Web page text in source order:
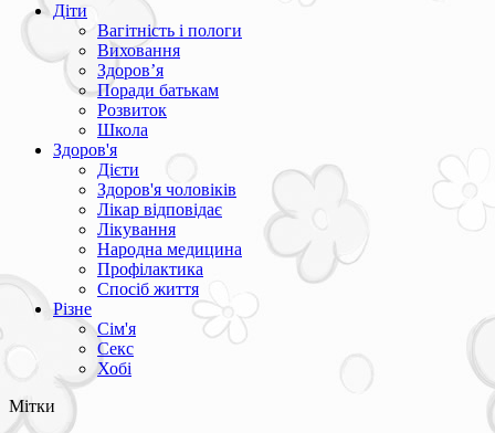
Діти
Вагітність і пологи
Виховання
Здоров’я
Поради батькам
Розвиток
Школа
Здоров'я
Дієти
Здоров'я чоловіків
Лікар відповідає
Лікування
Народна медицина
Профілактика
Спосіб життя
Різне
Сім'я
Секс
Хобі
Мітки